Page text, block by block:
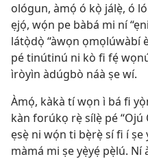
ológun, àmọ́ ó kọ̀ jálẹ̀, ó
ẹjọ́, wọ́n pe bàbá mi ní
látọ̀dọ̀ “àwọn ọmọlúwàbí
pé tinútinú ni kò fi fẹ́
ìròyìn àdúgbò náà ṣe wí.
Àmọ́, kàkà tí wọn ì bá fi
kàn forúkọ rẹ̀ sílẹ̀ pé
ẹsẹ̀ ni wọ́n ti bẹ̀rẹ̀ sí fi í
màmá mi ṣe yẹ̀yẹ́ pẹ̀lú.